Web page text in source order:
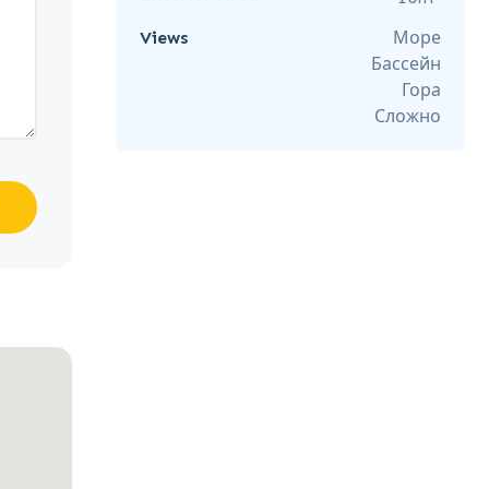
Views
Море
Бассейн
Гора
Сложно